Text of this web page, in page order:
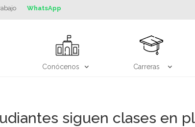
WhatsApp
Conócenos Carreras
siguen clases en